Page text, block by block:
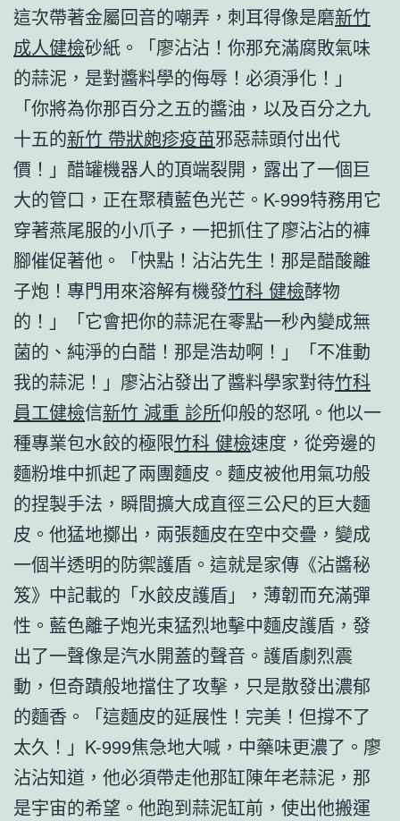
這次帶著金屬回音的嘲弄，刺耳得像是磨新竹
成人健檢砂紙。「廖沾沾！你那充滿腐敗氣味
的蒜泥，是對醬料學的侮辱！必須淨化！」
「你將為你那百分之五的醬油，以及百分之九
十五的新竹 帶狀皰疹疫苗邪惡蒜頭付出代
價！」醋罐機器人的頂端裂開，露出了一個巨
大的管口，正在聚積藍色光芒。K-999特務用它
穿著燕尾服的小爪子，一把抓住了廖沾沾的褲
腳催促著他。「快點！沾沾先生！那是醋酸離
子炮！專門用來溶解有機發竹科 健檢酵物
的！」「它會把你的蒜泥在零點一秒內變成無
菌的、純淨的白醋！那是浩劫啊！」「不准動
我的蒜泥！」廖沾沾發出了醬料學家對待竹科
員工健檢信新竹 減重 診所仰般的怒吼。他以一
種專業包水餃的極限竹科 健檢速度，從旁邊的
麵粉堆中抓起了兩團麵皮。麵皮被他用氣功般
的捏製手法，瞬間擴大成直徑三公尺的巨大麵
皮。他猛地擲出，兩張麵皮在空中交疊，變成
一個半透明的防禦護盾。這就是家傳《沾醬秘
笈》中記載的「水餃皮護盾」，薄韌而充滿彈
性。藍色離子炮光束猛烈地擊中麵皮護盾，發
出了一聲像是汽水開蓋的聲音。護盾劇烈震
動，但奇蹟般地擋住了攻擊，只是散發出濃郁
的麵香。「這麵皮的延展性！完美！但撐不了
太久！」K-999焦急地大喊，中藥味更濃了。廖
沾沾知道，他必須帶走他那缸陳年老蒜泥，那
是宇宙的希望。他跑到蒜泥缸前，使出他搬運